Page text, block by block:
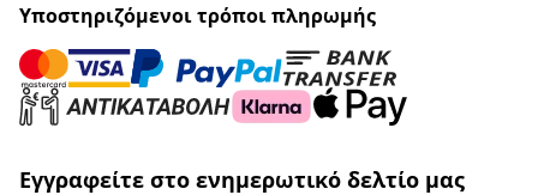
Υποστηριζόμενοι τρόποι πληρωμής
Εγγραφείτε στο ενημερωτικό δελτίο μας